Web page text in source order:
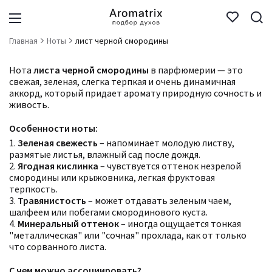
Главная Ноты лист черной смородины
Нота листа черной смородины в парфюмерии — это
свежая, зеленая, слегка терпкая и очень динамичная
аккорд, который придает аромату природную сочность и
живость.
Особенности ноты:
1. Зеленая свежесть – напоминает молодую листву,
размятые листья, влажный сад после дождя.
2. Ягодная кислинка – чувствуется оттенок незрелой
смородины или крыжовника, легкая фруктовая
терпкость.
3. Травянистость – может отдавать зеленым чаем,
шалфеем или побегами смородинового куста.
4. Минеральный оттенок– иногда ощущается тонкая
"металлическая" или "сочная" прохлада, как от только
что сорванного листа.